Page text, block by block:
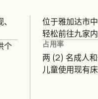
个
位于雅加达市
轻松前往九家
占用率
两 (2) 名成人
儿童使用现有